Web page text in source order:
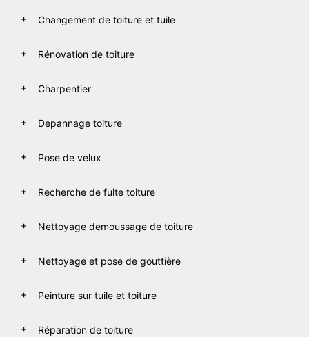
Changement de toiture et tuile
Rénovation de toiture
Charpentier
Depannage toiture
Pose de velux
Recherche de fuite toiture
Nettoyage demoussage de toiture
Nettoyage et pose de gouttière
Peinture sur tuile et toiture
Réparation de toiture